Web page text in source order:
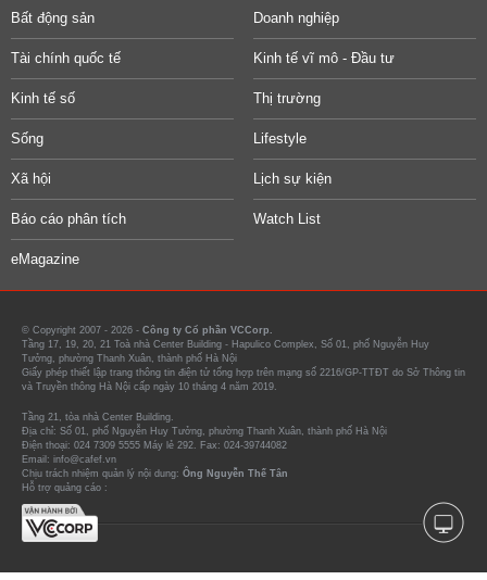
Bất động sản Doanh nghiệp
Tài chính quốc tế Kinh tế vĩ mô - Đầu tư
Kinh tế số Thị trường
Sống Lifestyle
Xã hội Lịch sự kiện
Báo cáo phân tích Watch List
eMagazine
© Copyright 2007 - 2026 - Công ty Cổ phần VCCorp.
Tầng 17, 19, 20, 21 Toà nhà Center Building - Hapulico Complex, Số 01, phố Nguyễn Huy
Tưởng, phường Thanh Xuân, thành phố Hà Nội
Giấy phép thiết lập trang thông tin điện tử tổng hợp trên mạng số 2216/GP-TTĐT do Sở Thông tin
và Truyền thông Hà Nội cấp ngày 10 tháng 4 năm 2019.
Tầng 21, tòa nhà Center Building.
Địa chỉ: Số 01, phố Nguyễn Huy Tưởng, phường Thanh Xuân, thành phố Hà Nội
Điện thoại: 024 7309 5555 Máy lẻ 292. Fax: 024-39744082
Email: info@cafef.vn
Chịu trách nhiệm quản lý nội dung: Ông Nguyễn Thế Tân
Hỗ trợ quảng cáo :